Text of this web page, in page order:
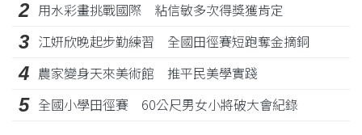
2 用水彩畫挑戰國際 粘信敏多次得獎獲肯定
3 江姸欣晚起步勤練習 全國田徑賽短跑奪金摘銅
4 農家變身天來美術館 推平民美學實踐
5 全國小學田徑賽 60公尺男女小將破大會紀錄